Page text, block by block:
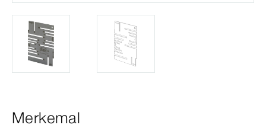
Merkemal